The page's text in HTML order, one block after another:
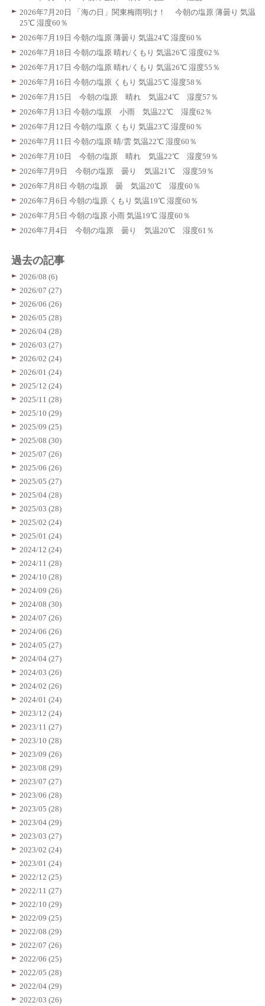
2026年7月20日 「海の日」関東梅雨明け！ 今朝の塩原 薄曇り 気温
25℃ 湿度60％
2026年7月19日 今朝の塩原 薄曇り 気温24℃ 湿度60％
2026年7月18日 今朝の塩原 晴れ/くもり 気温26℃ 湿度62％
2026年7月17日 今朝の塩原 晴れ/くもり 気温26℃ 湿度55％
2026年7月16日 今朝の塩原 くもり 気温25℃ 湿度58％
2026年7月15日 今朝の塩原 晴れ 気温24℃ 湿度57％
2026年7月13日 今朝の塩原 小雨 気温22℃ 湿度62％
2026年7月12日 今朝の塩原 くもり 気温23℃ 湿度60％
2026年7月11日 今朝の塩原 晴/雲 気温22℃ 湿度60％
2026年7月10日 今朝の塩原 晴れ 気温22℃ 湿度59％
2026年7月9日 今朝の塩原 曇り 気温21℃ 湿度59％
2026年7月8日 今朝の塩原 曇 気温20℃ 湿度60％
2026年7月6日 今朝の塩原 くもり 気温19℃ 湿度60％
2026年7月5日 今朝の塩原 小雨 気温19℃ 湿度60％
2026年7月4日 今朝の塩原 曇り 気温20℃ 湿度61％
過去の記事
2026/08 (6)
2026/07 (27)
2026/06 (26)
2026/05 (28)
2026/04 (28)
2026/03 (27)
2026/02 (24)
2026/01 (24)
2025/12 (24)
2025/11 (28)
2025/10 (29)
2025/09 (25)
2025/08 (30)
2025/07 (26)
2025/06 (26)
2025/05 (27)
2025/04 (28)
2025/03 (28)
2025/02 (24)
2025/01 (24)
2024/12 (24)
2024/11 (28)
2024/10 (28)
2024/09 (26)
2024/08 (30)
2024/07 (26)
2024/06 (26)
2024/05 (27)
2024/04 (27)
2024/03 (26)
2024/02 (26)
2024/01 (24)
2023/12 (24)
2023/11 (27)
2023/10 (28)
2023/09 (26)
2023/08 (29)
2023/07 (27)
2023/06 (28)
2023/05 (28)
2023/04 (29)
2023/03 (27)
2023/02 (24)
2023/01 (24)
2022/12 (25)
2022/11 (27)
2022/10 (29)
2022/09 (25)
2022/08 (29)
2022/07 (26)
2022/06 (25)
2022/05 (28)
2022/04 (29)
2022/03 (26)